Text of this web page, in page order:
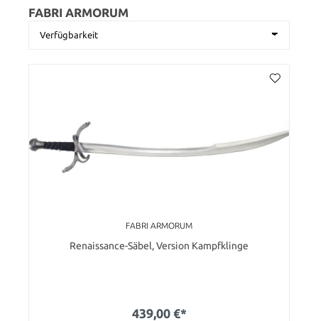
FABRI ARMORUM
FABRI ARMORUM
Renaissance-Säbel, Version Kampfklinge
439,00 €*